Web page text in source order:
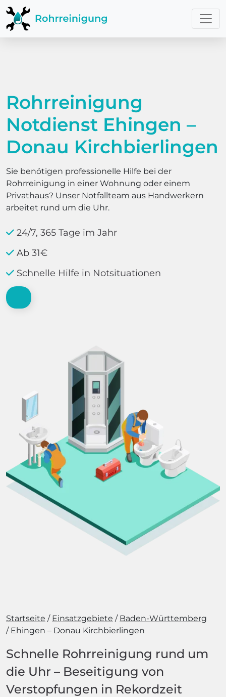
Rohrreinigung
Notdienst Ehingen –
Donau Kirchbierlingen
Sie benötigen professionelle Hilfe bei der
Rohrreinigung in einer Wohnung oder einem
Privathaus? Unser Notfallteam aus Handwerkern
arbeitet rund um die Uhr.
24/7, 365 Tage im Jahr
Ab 31€
Schnelle Hilfe in Notsituationen
Startseite Einsatzgebiete
Baden-Württemberg
Ehingen – Donau Kirchbierlingen
Schnelle Rohrreinigung rund um
die Uhr – Beseitigung von
Verstopfungen in Rekordzeit